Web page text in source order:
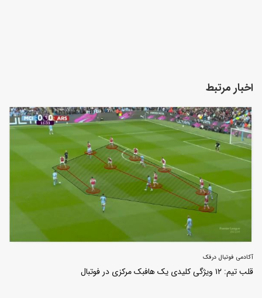
اخبار مرتبط
آکادمی فوتبال درفک
قلب تیم: ۱۲ ویژگی کلیدی یک هافبک مرکزی در فوتبال